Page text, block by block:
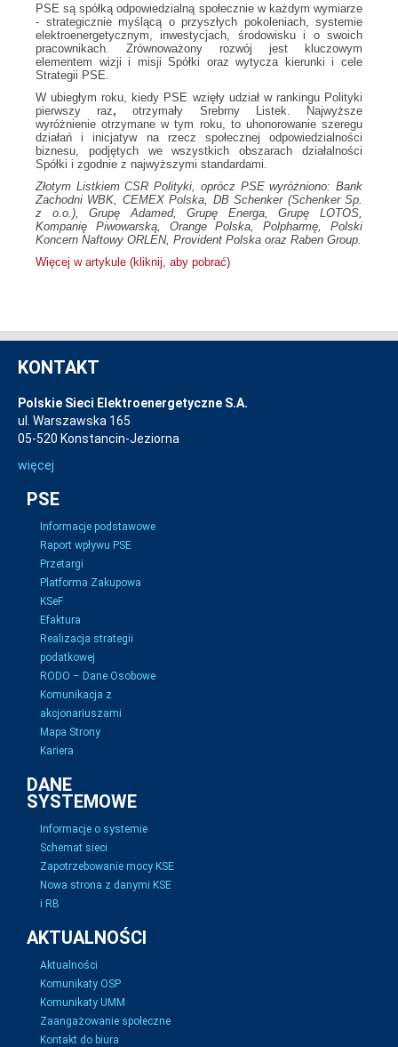
PSE są spółką odpowiedzialną społecznie w każdym wymiarze
- strategicznie myślącą o przyszłych pokoleniach, systemie
elektroenergetycznym, inwestycjach, środowisku i o swoich
pracownikach. Zrównoważony rozwój jest kluczowym
elementem wizji i misji Spółki oraz wytycza kierunki i cele
Strategii PSE.
W ubiegłym roku, kiedy PSE wzięły udział w rankingu Polityki
pierwszy raz,
otrzymały Srebrny Listek. Najwyższe
wyróżnienie otrzymane w tym roku, to uhonorowanie szeregu
działań i inicjatyw na rzecz społecznej odpowiedzialności
biznesu, podjętych we wszystkich obszarach działalności
Spółki i zgodnie z najwyższymi standardami.
Złotym Listkiem CSR Polityki, oprócz PSE wyróżniono: Bank
Zachodni WBK, CEMEX Polska, DB Schenker (Schenker Sp.
z o.o.), Grupę Adamed, Grupę Energa, Grupę LOTOS,
Kompanię Piwowarską, Orange Polska, Polpharmę, Polski
Koncern Naftowy ORLEN, Provident Polska oraz Raben Group.
Więcej w artykule (kliknij, aby pobrać)
KONTAKT
Polskie Sieci Elektroenergetyczne S.A.
ul. Warszawska 165
05-520 Konstancin-Jeziorna
więcej
PSE
Informacje podstawowe
Raport wpływu PSE
Przetargi
Platforma Zakupowa
KSeF
Efaktura
Realizacja strategii
podatkowej
RODO – Dane Osobowe
Komunikacja z
akcjonariuszami
Mapa Strony
Kariera
DANE
SYSTEMOWE
Informacje o systemie
Schemat sieci
Zapotrzebowanie mocy KSE
Nowa strona z danymi KSE
i RB
AKTUALNOŚCI
Aktualności
Komunikaty OSP
Komunikaty UMM
Zaangażowanie społeczne
Kontakt do biura